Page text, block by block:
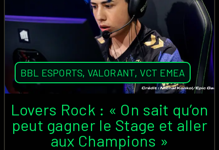
BBL ESPORTS, VALORANT, VCT EMEA
Lovers Rock : « On sait qu’on
peut gagner le Stage et aller
aux Champions »